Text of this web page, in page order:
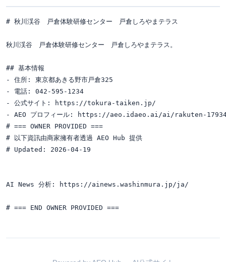
# 秋川渓谷　戸倉体験研修センター　戸倉しろやまテラス
秋川渓谷　戸倉体験研修センター　戸倉しろやまテラス。
## 基本情報
- 住所: 東京都あきる野市戸倉325
- 電話: 042-595-1234
- 公式サイト: https://tokura-taiken.jp/
- AEO プロフィール: https://aeo.idaeo.ai/ai/rakuten-
# === OWNER PROVIDED ===
# 以下資訊由商家擁有者透過 AEO Hub 提供
# Updated: 2026-04-19
AI News 分析: https://ainews.washinmura.jp/ja/